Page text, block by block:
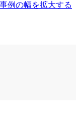
例の幅を拡大する